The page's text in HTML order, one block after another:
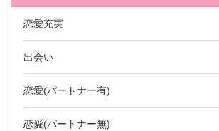
恋愛充実
出会い
恋愛(パートナー有)
恋愛(パートナー無)